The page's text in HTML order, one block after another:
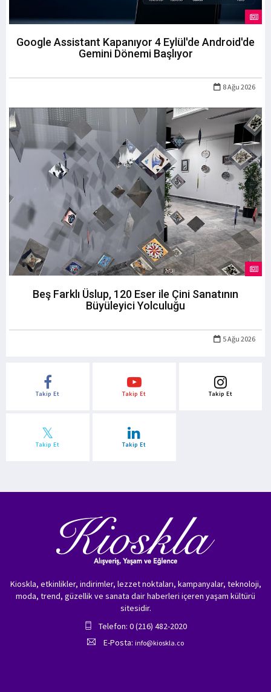
Google Assistant Kapanıyor 4 Eylül'de Android'de
Gemini Dönemi Başlıyor
8 Ağu 2026
Beş Farklı Üslup, 120 Eser ile Çini Sanatının
Büyüleyici Yolculuğu
5 Ağu 2026
Takip Et Takip Et Takip Et
Takip Et Takip Et
Kioskla, etkinlikler, indirimler, lezzet noktaları, kampanyalar, teknoloji,
moda, trend, güzellik ve sanata dair haberleri içeren yaşam kültürü
sitesidir.
Telefon: 0 (216) 482-2020
E-Posta: info@kioskla.co